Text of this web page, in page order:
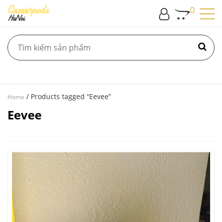
0
Home / Products tagged “Eevee”
Eevee